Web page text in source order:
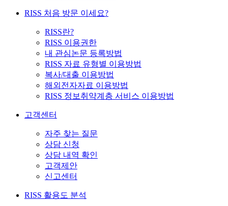
RISS 처음 방문 이세요?
RISS란?
RISS 이용권한
내 관심논문 등록방법
RISS 자료 유형별 이용방법
복사/대출 이용방법
해외전자자료 이용방법
RISS 정보취약계층 서비스 이용방법
고객센터
자주 찾는 질문
상담 신청
상담 내역 확인
고객제안
신고센터
RISS 활용도 분석